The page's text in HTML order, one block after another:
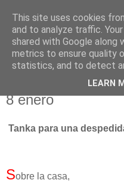
El
Páginas de un escritor rural
miércoles, 8 de enero de
8 enero
Tanka para una
Sobre la casa,
This site uses cookies
and to analyze traffic.
shared with Google along
metrics to ensure quality
statistics, and to detect
LEARN